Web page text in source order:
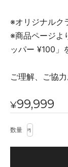
※オリジナルク
※商品ページよ
ッパー ¥100」
ご理解、ご協
¥99,999
数量